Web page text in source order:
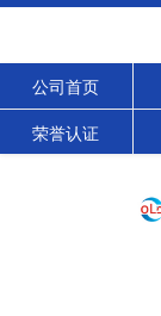
公司首页
荣誉认证